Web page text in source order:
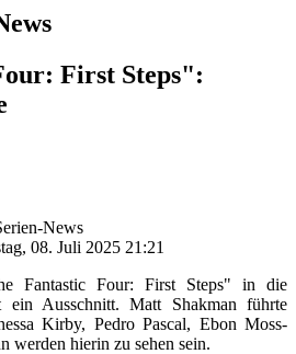
First Steps":
News
08. Juli 2025 21:21
Fantastic Four: First Steps" in die
ein Ausschnitt. Matt Shakman führte
Kirby, Pedro Pascal, Ebon Moss-
werden hierin zu sehen sein.